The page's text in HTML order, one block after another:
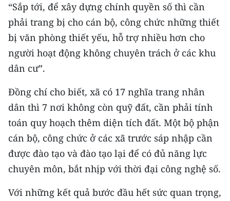
“Sắp tới, để xây dựng chính quyền số thì cần
phải trang bị cho cán bộ, công chức những thiết
bị văn phòng thiết yếu, hỗ trợ nhiều hơn cho
người hoạt động không chuyên trách ở các khu
dân cư”.
Đồng chí cho biết, xã có 17 nghĩa trang nhân
dân thì 7 nơi không còn quỹ đất, cần phải tính
toán quy hoạch thêm diện tích đất. Một bộ phận
cán bộ, công chức ở các xã trước sáp nhập cần
được đào tạo và đào tạo lại để có đủ năng lực
chuyên môn, bắt nhịp với thời đại công nghệ số.
Với những kết quả bước đầu hết sức quan trọng,